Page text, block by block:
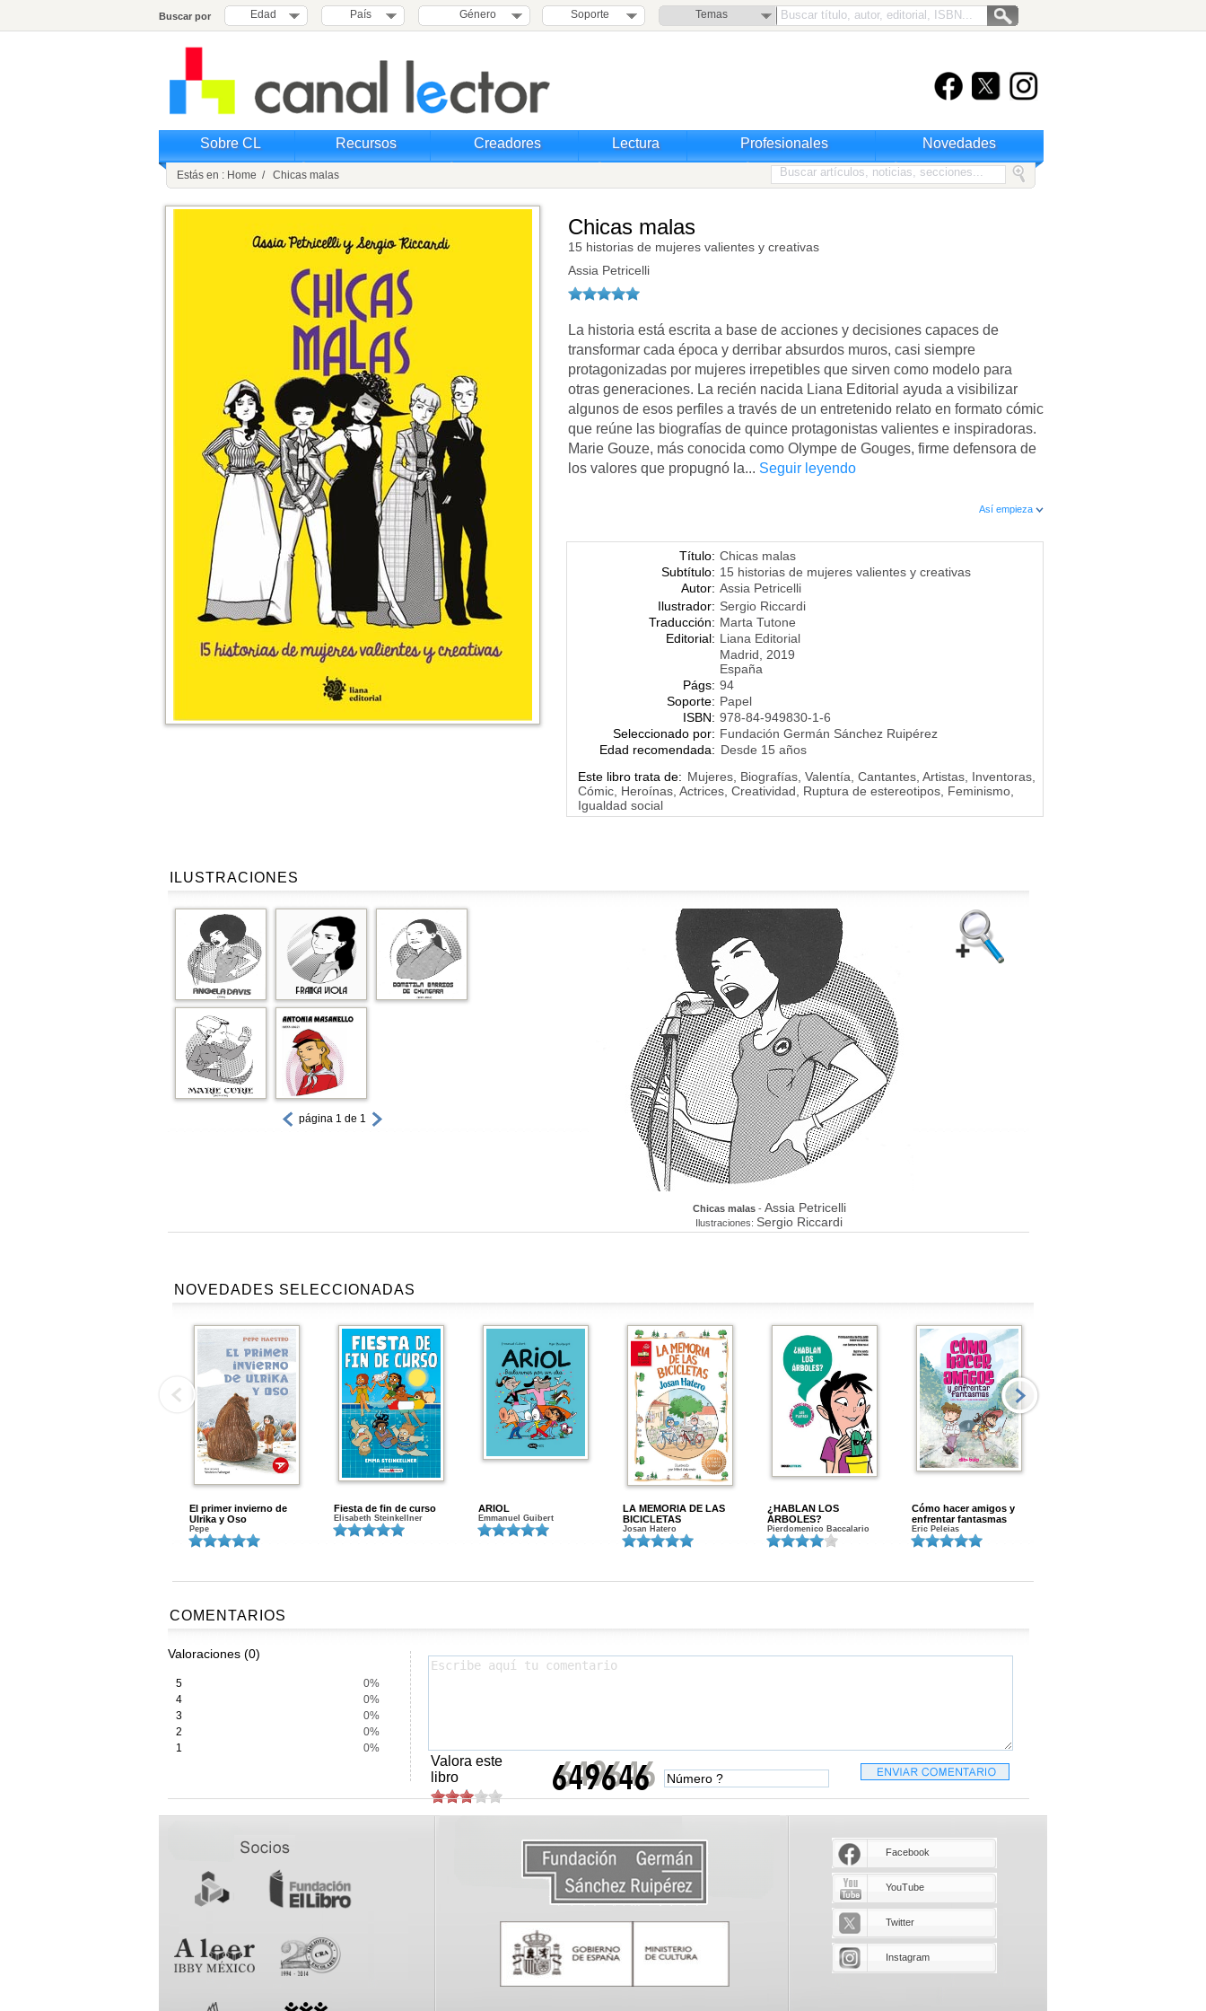
Buscar por Edad País Género Soporte Temas
Sobre CL Recursos Creadores Lectura Profesionales Novedades
Estás en : Home / Chicas malas
Chicas malas
15 historias de mujeres valientes y creativas
Assia Petricelli
La historia está escrita a base de acciones y decisiones capaces de
transformar cada época y derribar absurdos muros, casi siempre
protagonizadas por mujeres irrepetibles que sirven como modelo para
otras generaciones. La recién nacida Liana Editorial ayuda a visibilizar
algunos de esos perfiles a través de un entretenido relato en formato cómic
que reúne las biografías de quince protagonistas valientes e inspiradoras.
Marie Gouze, más conocida como Olympe de Gouges, firme defensora de
los valores que propugnó la... Seguir leyendo
Así empieza
Título: Chicas malas
Subtítulo: 15 historias de mujeres valientes y creativas
Autor: Assia Petricelli
Ilustrador: Sergio Riccardi
Traducción: Marta Tutone
Editorial: Liana Editorial
Madrid, 2019
España
Págs: 94
Soporte: Papel
ISBN: 978-84-949830-1-6
Seleccionado por: Fundación Germán Sánchez Ruipérez
Edad recomendada: Desde 15 años
Este libro trata de: Mujeres, Biografías, Valentía, Cantantes, Artistas, Inventoras,
Cómic, Heroínas, Actrices, Creatividad, Ruptura de estereotipos, Feminismo,
Igualdad social
ILUSTRACIONES
página 1 de 1
Chicas malas- Assia Petricelli
Ilustraciones: Sergio Riccardi
NOVEDADES SELECCIONADAS
El primer invierno de
Ulrika y Oso
Pepe
Fiesta de fin de curso
Elisabeth Steinkellner
ARIOL
Emmanuel Guibert
LA MEMORIA DE LAS
BICICLETAS
Josan Hatero
¿HABLAN LOS
ÁRBOLES?
Pierdomenico Baccalario
Cómo hacer amigos y
enfrentar fantasmas
Eric Peleias
COMENTARIOS
Valoraciones (0)
5
0%
4
0%
3
0%
2
0%
1
0%
Valora este
libro
Facebook
YouTube
Twitter
Instagram